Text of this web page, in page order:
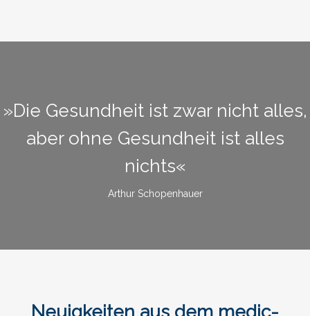
»Die Gesundheit ist zwar nicht alles,
aber ohne Gesundheit ist alles
nichts«
Arthur Schopenhauer
Neuigkeiten aus dem medic-